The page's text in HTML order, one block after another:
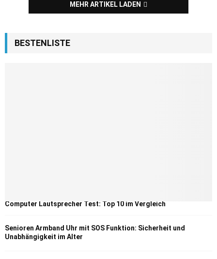
MEHR ARTIKEL LADEN
BESTENLISTE
Computer Lautsprecher Test: Top 10 im Vergleich
Senioren Armband Uhr mit SOS Funktion: Sicherheit und
Unabhängigkeit im Alter